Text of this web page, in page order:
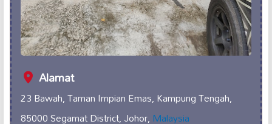
Alamat
23 Bawah, Taman Impian Emas, Kampung Tengah,
85000 Segamat District, Johor,Malaysia